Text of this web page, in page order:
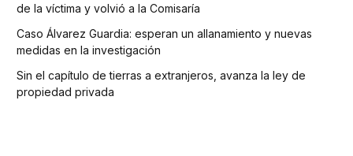
de la víctima y volvió a la Comisaría
Caso Álvarez Guardia: esperan un allanamiento y nuevas
medidas en la investigación
Sin el capítulo de tierras a extranjeros, avanza la ley de
propiedad privada